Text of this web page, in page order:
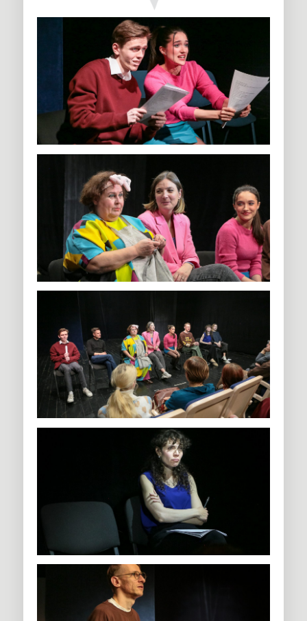
физической области, а в воображении у зрителя. Этакий
театр в голове! В читке есть простор для личной фантазии:
зритель может САМостоятельно представить персонажей,
локацию и так далее, и, что САМое главное — обсудить пьесу
с актерами, модератором проекта, а также с
дипломированным психологом.
Каждый зритель читки получит возможность быть
услышанным, поделиться своими чувствами и
размышлениями.
Не верите? Приходите и убедитесь в этом САМи!
* Что же такое «САМ ЭТАЖ»?
Это проект-трансформер, включающий в себя несколько
творческих модулей: «Скажи САМ» (12+), «САМоделки» (6+),
«БельЭТАЖ» и «САМ себе актер» (18+).
По сути своей «САМ ЭТАЖ» — это современная
экспериментальная площадка театра, предлагающая новые
интересные форматы взаимодействия со зрительской
аудиторией.
Как расшифровывается аббревиатура названия проекта?
Очень просто, это —
Мастерские